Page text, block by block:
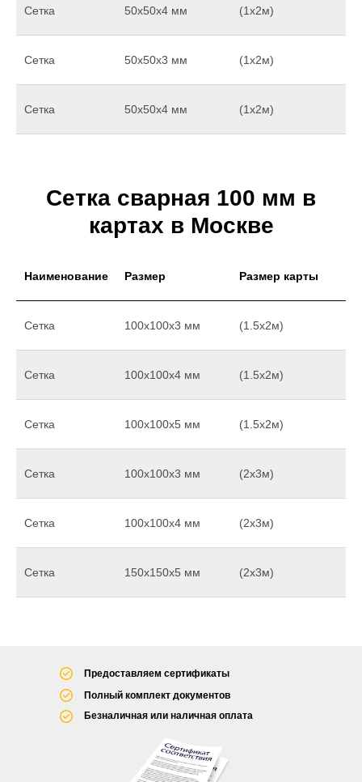
Сетка 50х50х4 мм (1х2м)
Сетка 50х50х3 мм (1х2м)
Сетка 50х50х4 мм (1х2м)
Сетка сварная 100 мм в
картах в Москве
Наименование Размер Размер карты
Сетка 100х100х3 мм (1.5х2м)
Сетка 100х100х4 мм (1.5х2м)
Сетка 100х100х5 мм (1.5х2м)
Сетка 100х100х3 мм (2х3м)
Сетка 100х100х4 мм (2х3м)
Сетка 150х150х5 мм (2х3м)
Безналичная или наличная оплата
Полный комплект документов
Предоставляем сертификаты